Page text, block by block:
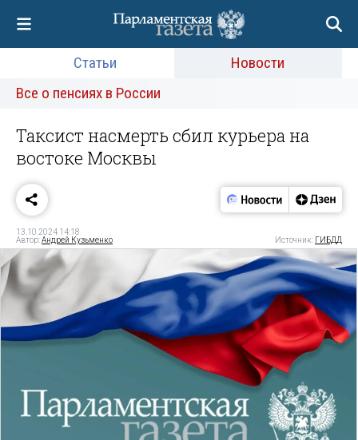
Статьи
Новости
Все о пенсиях в России
Таксист насмерть сбил курьера на
востоке Москвы
13.10.2024 14:18
Автор:Андрей Кузьменко Источник: ГИБДД